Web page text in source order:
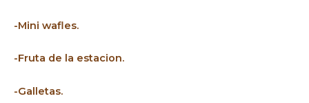
-Mini wafles.
-Fruta de la estacion.
-Galletas.